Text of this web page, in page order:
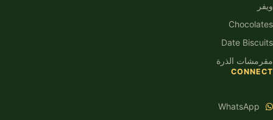
ويفر
Chocolates
Date Biscuits
مقرمشات الذرة
CONNECT
WhatsApp